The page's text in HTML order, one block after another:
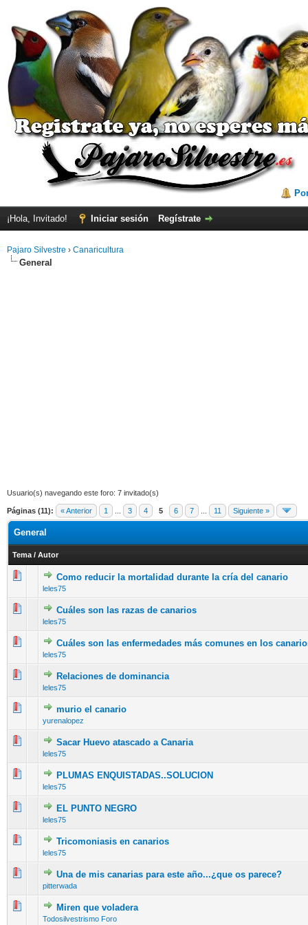
¡Hola, Invitado! Iniciar sesión Regístrate
Pajaro Silvestre › Canaricultura
General
Usuario(s) navegando este foro: 7 invitado(s)
Páginas (11): « Anterior 1 3 4 5 6 7 11 Siguiente »
General
Tema / Autor
Como reducir la mortalidad durante la cría del canario
leles75
8 voto(s) - Media 2.63 de 5
123 45
Cuáles son las razas de canarios
leles75
8 voto(s) - Media 2.38 de 5
123 45
Cuáles son las enfermedades más comunes en los
leles75
10 voto(s) - Media 2.8 de 5
12345
Relaciones de dominancia
leles75
8 voto(s) - Media 2.25 de 5
12345
murio el canario
yurenalopez
8 voto(s) - Media 2.5 de 5
Sacar Huevo atascado a Canaria
leles75
11 voto(s) - Media 2.64 de 5
1234 5
PLUMAS ENQUISTADAS..SOLUCION
leles75
11 voto(s) - Media 2.18 de 5
12345
EL PUNTO NEGRO
leles75
7 voto(s) - Media 2 de 5
12
Tricomoniasis en canarios
leles75
14 voto(s) - Media 2.5 de 5
12345
Una de mis canarias para este año...¿que os parece?
pitterwada
10 voto(s) - Media 2.6 de 5
123 45
Miren que voladera
Todosilvestrismo Foro
14 voto(s) - Media 2.71 de 5
12